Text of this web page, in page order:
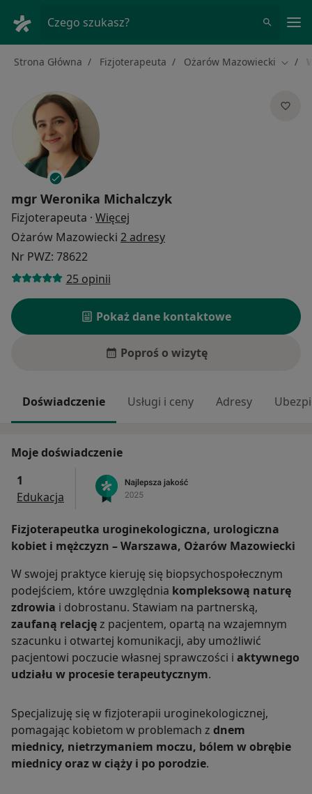
Czego szukasz?
Strona Główna Fizjoterapeuta Ożarów Mazowiecki
mgr Weronika Michalczyk
Fizjoterapeuta · Więcej
Ożarów Mazowiecki 2 adresy
Nr PWZ: 78622
25 opinii
Pokaż dane kontaktowe
Poproś o wizytę
Doświadczenie Usługi i ceny Adresy
Moje doświadczenie
1
Edukacja
Fizjoterapeutka uroginekologiczna, urologiczna
kobiet i mężczyzn – Warszawa, Ożarów Mazowiecki
W swojej praktyce kieruję się biopsychospołecznym
podejściem, które uwzględnia kompleksową naturę
zdrowia i dobrostanu. Stawiam na partnerską,
zaufaną relacjęz pacjentem, opartą na wzajemnym
szacunku i otwartej komunikacji, aby umożliwić
pacjentowi poczucie własnej sprawczości i aktywnego
udziału w procesie terapeutycznym.
Specjalizuję się w fizjoterapii uroginekologicznej,
pomagając kobietom w problemach z dnem
miednicy, nietrzymaniem moczu, bólem w obrębie
miednicy oraz w ciąży i po porodzie.